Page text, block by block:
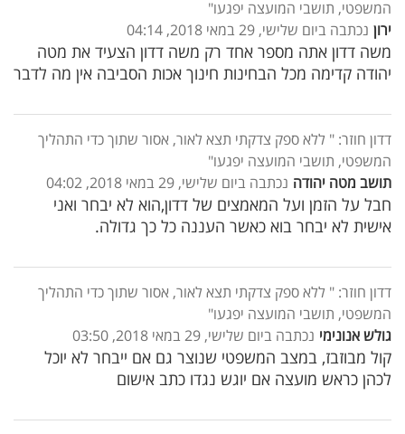
המשפטי, תושבי המועצה יפגעו"
ירון נכתבה ביום שלישי, 29 במאי 2018, 04:14
משה דדון אתה מספר אחד רק משה דדון הצעיד את מטה
יהודה קדימה מכל הבחינות חינוך אכות הסביבה אין מה לדבר
דדון חוזר: " ללא ספק צדקתי תצא לאור, אסור שתוך כדי התהליך
המשפטי, תושבי המועצה יפגעו"
תושב מטה יהודה נכתבה ביום שלישי, 29 במאי 2018, 04:02
חבל על הזמן ועל המאמצים של דדון,הוא לא יבחר ואני
אישית לא יבחר בוא כאשר העננה כל כך גדולה.
דדון חוזר: " ללא ספק צדקתי תצא לאור, אסור שתוך כדי התהליך
המשפטי, תושבי המועצה יפגעו"
גולש אנונימי נכתבה ביום שלישי, 29 במאי 2018, 03:50
קול מבוזבז, במצב המשפטי שנוצר גם אם ייבחר לא יוכל
לכהן כראש מועצה אם יוגש נגדו כתב אישום